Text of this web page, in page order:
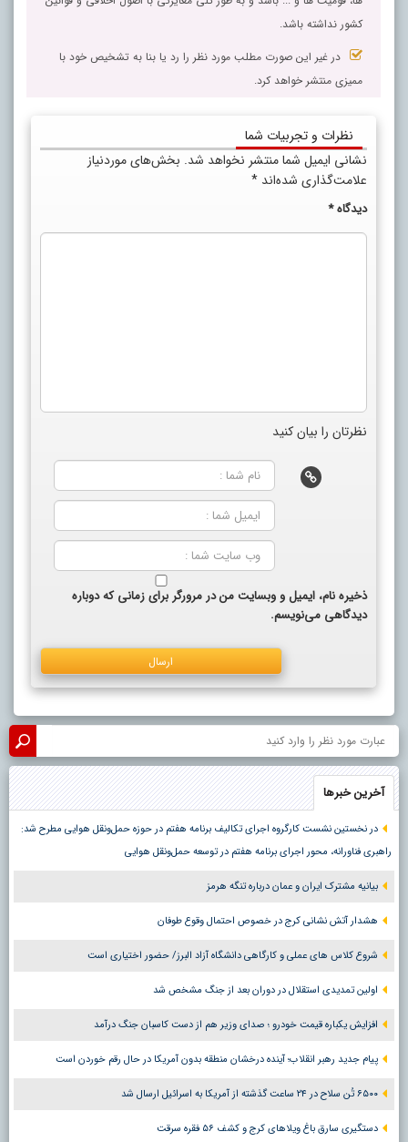
کشور نداشته باشد.
در غیر این صورت مطلب مورد نظر را رد یا بنا به تشخیص خود با
ممیزی منتشر خواهد کرد.
نظرات و تجربیات شما
نشانی ایمیل شما منتشر نخواهد شد. بخش‌های موردنیاز
علامت‌گذاری شده‌اند *
دیدگاه*
نظرتان را بیان کنید
ذخیره نام، ایمیل و وبسایت من در مرورگر برای زمانی که دوباره
دیدگاهی می‌نویسم.
آخرین خبرها
در نخستین نشست کارگروه اجرای تکالیف برنامه هفتم در حوزه حمل‌ونقل هوایی مطرح شد:
راهبری فناورانه، محور اجرای برنامه هفتم در توسعه حمل‌ونقل هوایی
بیانیه مشترک ایران و عمان درباره تنگه هرمز
هشدار آتش نشانی کرج در خصوص احتمال وقوع طوفان
شروع کلاس های عملی و کارگاهی دانشگاه آزاد البرز/ حضور اختیاری است
اولین تمدیدی استقلال در دوران بعد از جنگ مشخص شد
افزایش یکباره قیمت خودرو ؛ صدای وزیر هم از دست کاسبان جنگ درآمد
پیام جدید رهبر انقلاب؛ آینده درخشان منطقه بدون آمریکا در حال رقم خوردن است
۶۵۰۰ تُن سلاح در ۲۴ ساعت گذشته از آمریکا به اسرائیل ارسال شد
دستگیری سارق باغ ویلاهای کرج و کشف ۵۶ فقره سرقت